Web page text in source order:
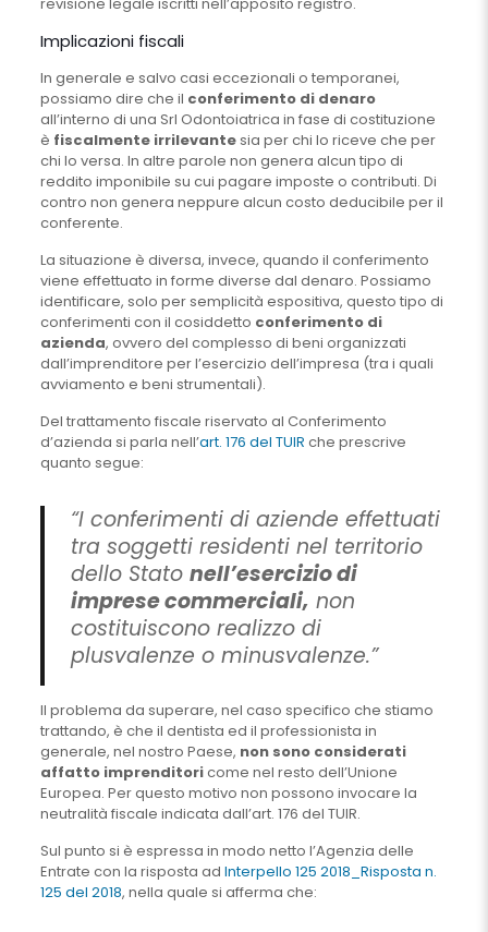
Implicazioni fiscali
In generale e salvo casi eccezionali o temporanei,
possiamo dire che il conferimento di denaro
all’interno di una Srl Odontoiatrica in fase di costituzione
è fiscalmente irrilevantesia per chi lo riceve che per
chi lo versa. In altre parole non genera alcun tipo di
reddito imponibile su cui pagare imposte o contributi. Di
contro non genera neppure alcun costo deducibile per il
conferente.
La situazione è diversa, invece, quando il conferimento
viene effettuato in forme diverse dal denaro. Possiamo
identificare, solo per semplicità espositiva, questo tipo di
conferimenti con il cosiddetto conferimento di
azienda, ovvero del complesso di beni organizzati
dall’imprenditore per l’esercizio dell’impresa (tra i quali
avviamento e beni strumentali).
Del trattamento fiscale riservato al Conferimento
d’azienda si parla nell’art. 176 del TUIR che prescrive
quanto segue:
“I conferimenti di aziende effettuati
tra soggetti residenti nel territorio
dello Stato nell’esercizio di
imprese commerciali, non
costituiscono realizzo di
plusvalenze o minusvalenze.”
Il problema da superare, nel caso specifico che stiamo
trattando, è che il dentista ed il professionista in
generale, nel nostro Paese, non sono considerati
affatto imprenditoricome nel resto dell’Unione
Europea. Per questo motivo non possono invocare la
neutralità fiscale indicata dall’art. 176 del TUIR.
Sul punto si è espressa in modo netto l’Agenzia delle
Entrate con la risposta ad Interpello 125 2018_Risposta n.
125 del 2018, nella quale si afferma che: